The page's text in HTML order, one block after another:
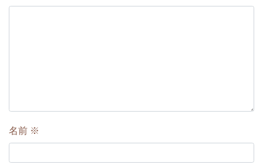
名前 ※